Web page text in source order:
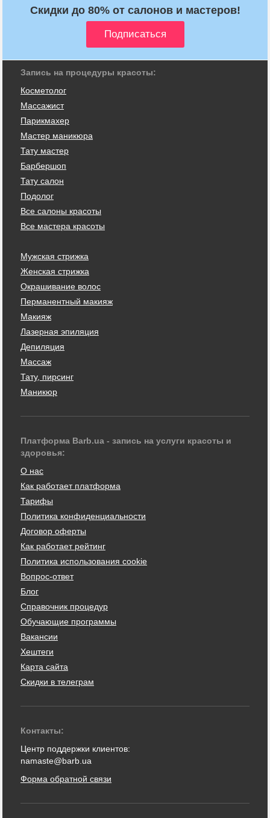
Скидки до 80% от салонов и мастеров!
Запись на процедуры красоты:
Косметолог
Массажист
Парикмахер
Мастер маникюра
Тату мастер
Барбершоп
Тату салон
Подолог
Все салоны красоты
Все мастера красоты
Мужская стрижка
Женская стрижка
Окрашивание волос
Перманентный макияж
Макияж
Лазерная эпиляция
Депиляция
Массаж
Тату, пирсинг
Маникюр
Платформа Barb.ua - запись на услуги красоты и
здоровья:
О нас
Как работает платформа
Тарифы
Политика конфиденциальности
Договор оферты
Как работает рейтинг
Политика использования cookie
Вопрос-ответ
Блог
Справочник процедур
Обучающие программы
Вакансии
Хештеги
Карта сайта
Скидки в телеграм
Контакты:
Центр поддержки клиентов:
namaste@barb.ua
Форма обратной связи